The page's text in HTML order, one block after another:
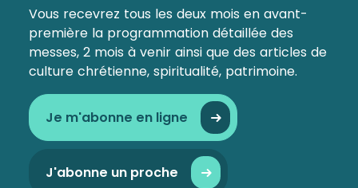
Vous recevrez tous les deux mois en avant-
première la programmation détaillée des
messes, 2 mois à venir ainsi que des articles de
culture chrétienne, spiritualité, patrimoine.
Je m'abonne en ligne
J'abonne un proche